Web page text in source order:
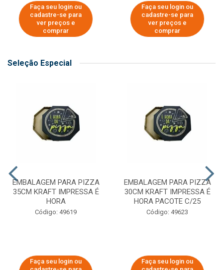
Faça seu login ou
cadastre-se para
ver preços e
comprar
Faça seu login ou
cadastre-se para
ver preços e
comprar
Seleção Especial
EMBALAGEM PARA PIZZA
35CM KRAFT IMPRESSA É
HORA
Código: 49619
Faça seu login ou
EMBALAGEM PARA PIZZA
30CM KRAFT IMPRESSA É
HORA PACOTE C/25
Código: 49623
Faça seu login ou